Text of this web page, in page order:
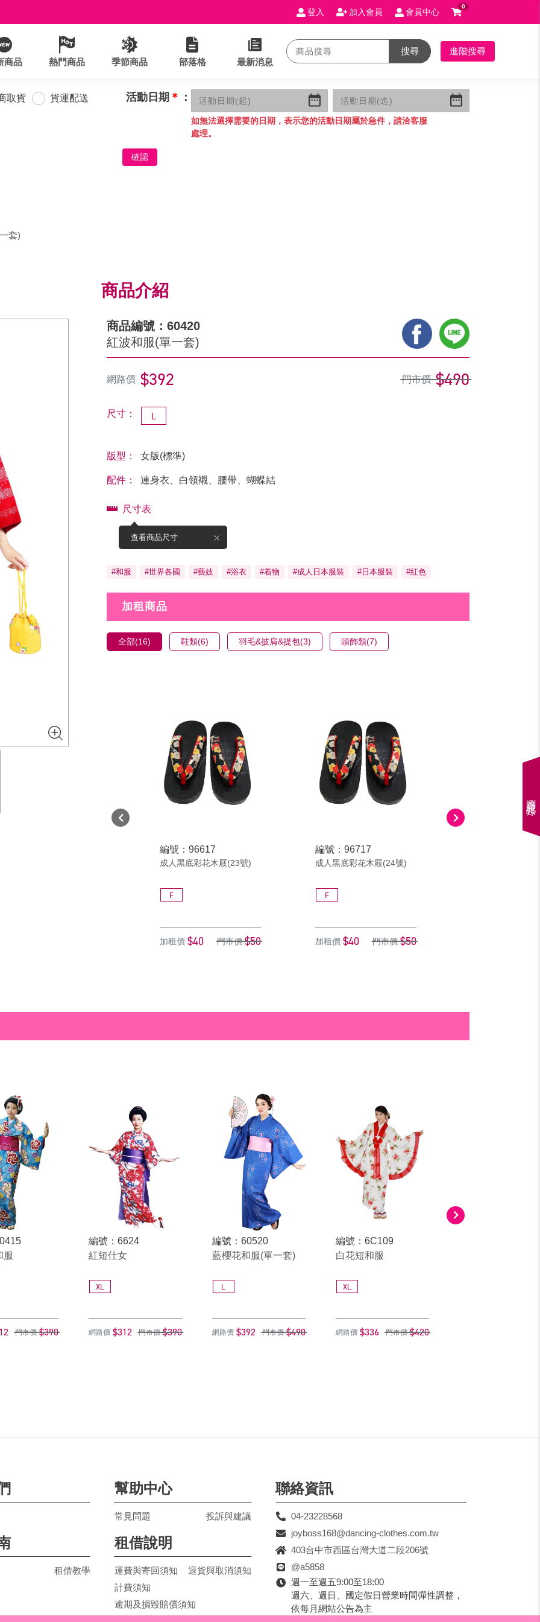
登入 加入會員 會員中心
0
商品 熱門商品 季節商品 部落格 最新消息
搜尋 進階搜尋
取貨 貨運配送 活動日期 ＊ ：
如無法選擇需要的日期，表示您的活動日期屬於急件，請洽客服
處理。
確認
套)
商品介紹
商品編號：60420
紅波和服(單一套)
網路價 $392 門市價 $490
尺寸： L
版型： 女版(標準)
配件： 連身衣、白領襯、腰帶、蝴蝶結
尺寸表
查看商品尺寸
#和服 #世界各國 #藝妓 #浴衣 #着物 #成人日本服裝 #日本服裝 #紅色
加租商品
全部(16) 鞋類(6) 羽毛&披肩&提包(3) 頭飾類(7)
編號：96617
成人黑底彩花木屐(23號)
F
加租價 $40 門市價 $50
編號：96717
成人黑底彩花木屐(24號)
F
加租價 $40 門市價 $50
服
門市價 $390
編號：6624
紅短仕女
XL
網路價 $312 門市價 $390
編號：60520
藍櫻花和服(單一套)
L
網路價 $392 門市價 $490
編號：6C109
白花短和服
XL
網路價 $336 門市價 $420
租借教學
幫助中心
常見問題 投訴與建議
租借說明
運費與寄回須知
退貨與取消須知
計費須知
逾期及損毀賠償須知
聯絡資訊
04-23228568
joyboss168@dancing-clothes.com.tw
403台中市西區台灣大道二段206號
@a5858
週一至週五9:00至18:00
週六、週日、國定假日營業時間彈性調整，
依每月網站公告為主